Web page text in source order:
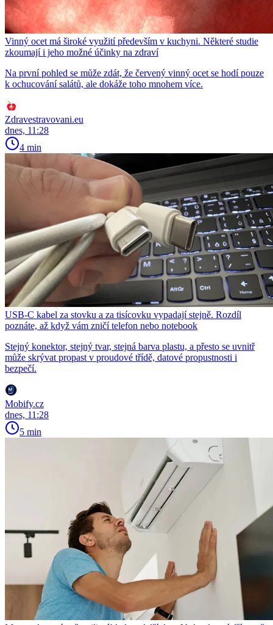
Vinný ocet má široké využití především v kuchyni. Některé studie
zkoumají i jeho možné účinky na zdraví
Na první pohled se může zdát, že červený vinný ocet se hodí pouze
k ochucování salátů, ale dokáže toho mnohem více.
Zdravestravovani.eu
dnes, 11:28
4 min
USB-C kabel za stovku a za tisícovku vypadají stejně. Rozdíl
poznáte, až když vám zničí telefon nebo notebook
Stejný konektor, stejný tvar, stejná barva plastu, a přesto se uvnitř
může skrývat propast v proudové třídě, datové propustnosti i
bezpečí.
Mobify.cz
dnes, 11:28
5 min